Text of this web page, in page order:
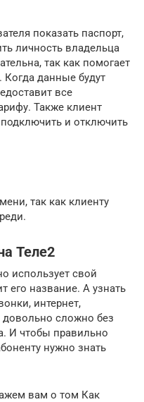
показать паспорт,
личность владельца
так как помогает
данные будут
все
Также клиент
и отключить
так как клиенту
Теле2
использует свой
его название. А узнать
интернет,
сложно без
И чтобы правильно
нужно знать
вам о том Как